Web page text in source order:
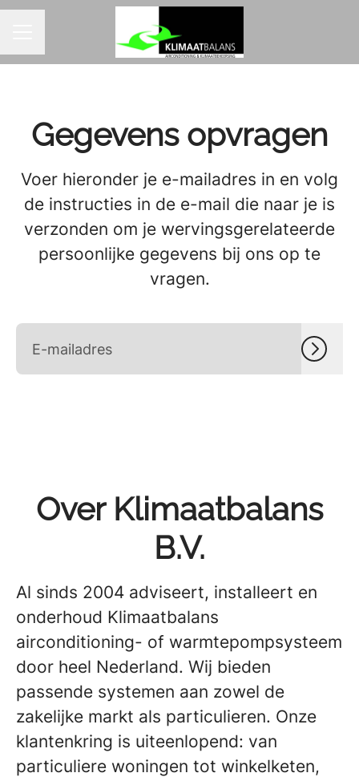
Gegevens opvragen
Voer hieronder je e-mailadres in en volg
de instructies in de e-mail die naar je is
verzonden om je wervingsgerelateerde
persoonlijke gegevens bij ons op te
vragen.
Over Klimaatbalans
B.V.
Al sinds 2004 adviseert, installeert en
onderhoud Klimaatbalans
airconditioning- of warmtepompsysteem
door heel Nederland. Wij bieden
passende systemen aan zowel de
zakelijke markt als particulieren. Onze
klantenkring is uiteenlopend: van
particuliere woningen tot winkelketen,